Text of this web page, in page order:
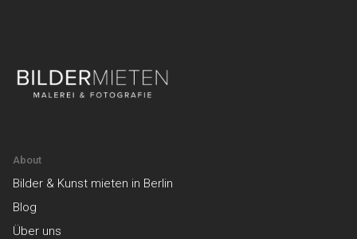
About
Bilder & Kunst mieten in Berlin
Blog
Über uns